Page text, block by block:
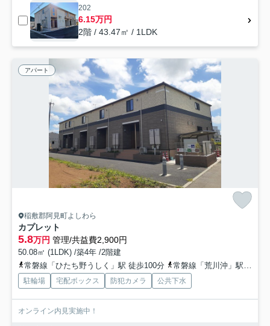
202
6.15万円
2階 / 43.47㎡ / 1LDK
アパート
稲敷郡阿見町よしわら
カプレット
5.8万円 管理/共益費2,900円
50.08㎡ (1LDK) /築4年 /2階建
常磐線「ひたち野うしく」駅 徒歩100分
常磐線「荒川沖」駅 徒歩119分
駐輪場 宅配ボックス 防犯カメラ 公共下水
オンライン内見実施中！